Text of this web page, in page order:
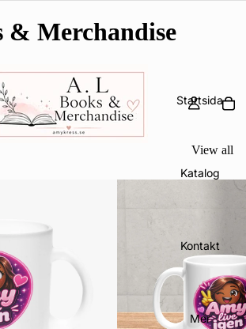
& Merchandise
Startsida
Katalog
Kontakt
Mer
View all